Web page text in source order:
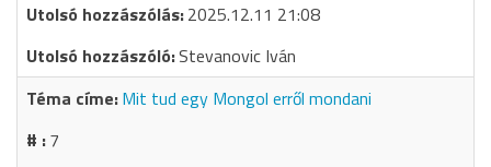
2025.12.11 21:08
Stevanovic Iván
Mit tud egy Mongol erről mondani
7